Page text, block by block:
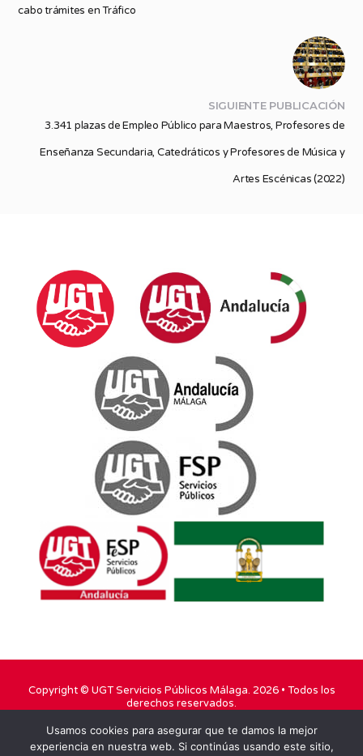
cabo trámites en Tráfico
SIGUIENTE PUBLICACIÓN
3.341 plazas de Empleo Público para Maestros, Profesores de
Enseñanza Secundaria, Catedráticos y Profesores de Música y
Artes Escénicas (2022)
Copyright © UGT Servicios Públicos Málaga. 2026 • Todos los
derechos reservados.
TWITTER FACEBOOK YOUTUBE
Usamos cookies para asegurar que te damos la mejor
experiencia en nuestra web. Si continúas usando este sitio,